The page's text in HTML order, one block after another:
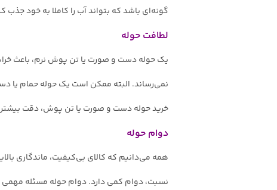
گونه‌ای باشد که بتواند آب را کاملا به خود
لطافت حوله
یک حوله دست و صورت یا تن پوش نرم، باعث
نمی‌رساند. البته ممکن است یک حوله حمام یا
خرید حوله دست و صورت یا تن پوش، دقت بیشتری
دوام حوله
همه می‌دانیم که کالای بی‌کیفیت، ماندگاری
نسبت، دوام کمی دارد. دوام حوله مسئله مهمی